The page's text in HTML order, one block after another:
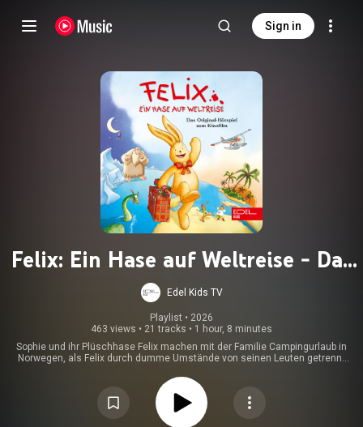
Sign in
Felix: Ein Hase auf Weltreise - Das
Original-Hörspiel zum Kinofilm
Edel Kids TV
Playlist • 2026
463 views • 21 tracks • 1 hour, 8 minutes
Sophie und ihr Plüschhase Felix machen mit der Familie Campingurlaub in
Norwegen, als Felix durch dumme Umstände von seinen Leuten getrennt
begegnet er Elfen, fliegenden Pferden, Yetis und vielen mehr..